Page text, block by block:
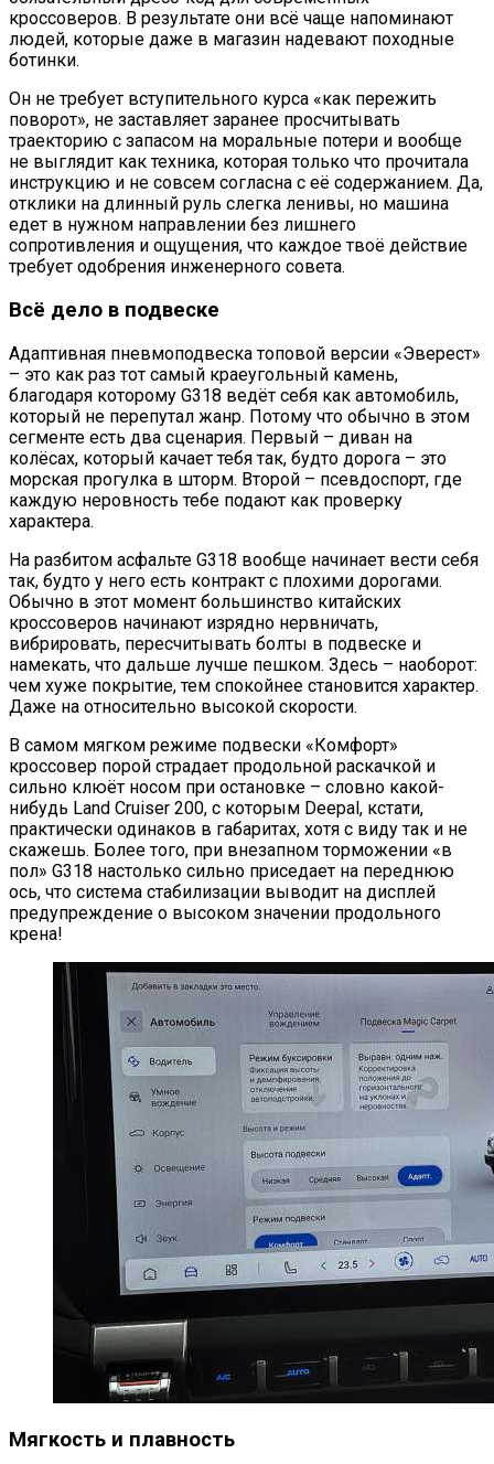
кроссоверов. В результате они всё чаще напоминают
людей, которые даже в магазин надевают походные
ботинки.
Он не требует вступительного курса «как пережить
поворот», не заставляет заранее просчитывать
траекторию с запасом на моральные потери и вообще
не выглядит как техника, которая только что прочитала
инструкцию и не совсем согласна с её содержанием. Да,
отклики на длинный руль слегка ленивы, но машина
едет в нужном направлении без лишнего
сопротивления и ощущения, что каждое твоё действие
требует одобрения инженерного совета.
Всё дело в подвеске
Адаптивная пневмоподвеска топовой версии «Эверест»
– это как раз тот самый краеугольный камень,
благодаря которому G318 ведёт себя как автомобиль,
который не перепутал жанр. Потому что обычно в этом
сегменте есть два сценария. Первый – диван на
колёсах, который качает тебя так, будто дорога – это
морская прогулка в шторм. Второй – псевдоспорт, где
каждую неровность тебе подают как проверку
характера.
На разбитом асфальте G318 вообще начинает вести себя
так, будто у него есть контракт с плохими дорогами.
Обычно в этот момент большинство китайских
кроссоверов начинают изрядно нервничать,
вибрировать, пересчитывать болты в подвеске и
намекать, что дальше лучше пешком. Здесь – наоборот:
чем хуже покрытие, тем спокойнее становится характер.
Даже на относительно высокой скорости.
В самом мягком режиме подвески «Комфорт»
кроссовер порой страдает продольной раскачкой и
сильно клюёт носом при остановке – словно какой-
нибудь Land Cruiser 200, с которым Deepal, кстати,
практически одинаков в габаритах, хотя с виду так и не
скажешь. Более того, при внезапном торможении «в
пол» G318 настолько сильно приседает на переднюю
ось, что система стабилизации выводит на дисплей
предупреждение о высоком значении продольного
крена!
Мягкость и плавность